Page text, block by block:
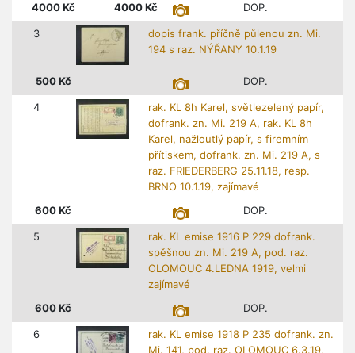
4000 Kč 4000 Kč DOP.
3
dopis frank. příčně půlenou zn. Mi.
194 s raz. NÝŘANY 10.1.19
500 Kč DOP.
4
rak. KL 8h Karel, světlezelený papír,
dofrank. zn. Mi. 219 A, rak. KL 8h
Karel, nažloutlý papír, s firemním
přítiskem, dofrank. zn. Mi. 219 A, s
raz. FRIEDERBERG 25.11.18, resp.
BRNO 10.1.19, zajímavé
600 Kč DOP.
5
rak. KL emise 1916 P 229 dofrank.
spěšnou zn. Mi. 219 A, pod. raz.
OLOMOUC 4.LEDNA 1919, velmi
zajímavé
600 Kč DOP.
6
rak. KL emise 1918 P 235 dofrank. zn.
Mi. 141, pod. raz. OLOMOUC 6.3.19,